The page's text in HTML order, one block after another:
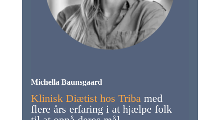
Michella Baunsgaard
Klinisk Diætist hos Tribamed
flere års erfaring i at hjælpe folk